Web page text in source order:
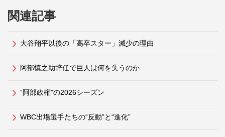
関連記事
大谷翔平以後の「高卒スター」減少の理由
阿部慎之助辞任で巨人は何を失うのか
“阿部政権”の2026シーズン
WBC出場選手たちの“反動”と“進化”